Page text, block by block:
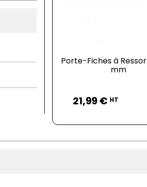
Porte-Fiches à
mm
21,99 € HT